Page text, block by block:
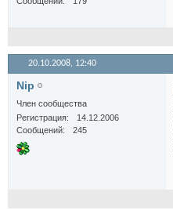
20.10.2008, 12:40
Nip
Член сообщества
Регистрация
14.12.2006
Сообщений
245